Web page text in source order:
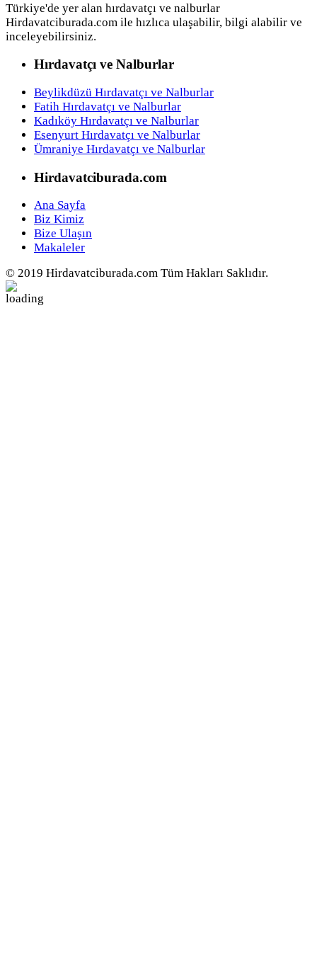
Türkiye'de yer alan hırdavatçı ve nalburlar
Hirdavatciburada.com ile hızlıca ulaşabilir, bilgi alabilir ve
inceleyebilirsiniz.
Hırdavatçı ve Nalburlar
Beylikdüzü Hırdavatçı ve Nalburlar
Fatih Hırdavatçı ve Nalburlar
Kadıköy Hırdavatçı ve Nalburlar
Esenyurt Hırdavatçı ve Nalburlar
Ümraniye Hırdavatçı ve Nalburlar
Hirdavatciburada.com
Ana Sayfa
Biz Kimiz
Bize Ulaşın
Makaleler
© 2019 Hirdavatciburada.com Tüm Hakları Saklıdır.